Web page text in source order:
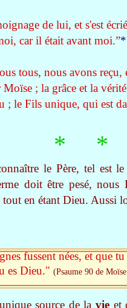
de lui, et s'est
car il était avant moi.”*
tous, nous avons reçu,
; la grâce et la
; le Fils unique, qui est
* *
le Père, tel est
doit être pesé, nous
en étant Dieu. Aussi
fussent nées, et que
es Dieu." (Psaume 90 de
source de lavie et